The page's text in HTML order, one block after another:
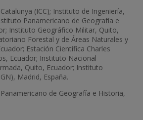
(ICC); Instituto de Ingeniería,
Panamericano de Geografía e
Instituto Geográfico Militar, Quito,
Forestal y de Áreas Naturales y
Estación Científica Charles
Ecuador; Instituto Nacional
Quito, Ecuador; Instituto
Madrid, España.
de Geografía e Historia,